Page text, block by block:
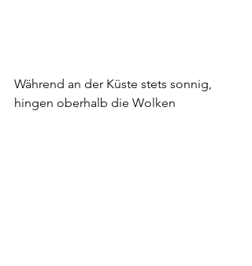
Während an der Küste stets sonnig,
hingen oberhalb die Wolken